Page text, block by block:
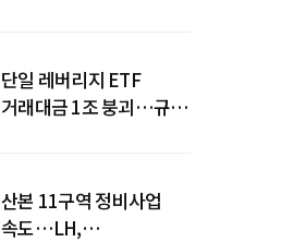
단일 레버리지 ETF
거래대금 1조 붕괴…규제
산본 11구역 정비사업
속도…LH,